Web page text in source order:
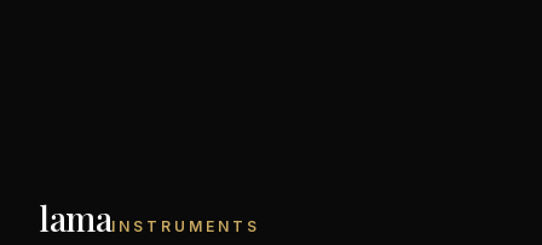
lamaINSTRUMENTS